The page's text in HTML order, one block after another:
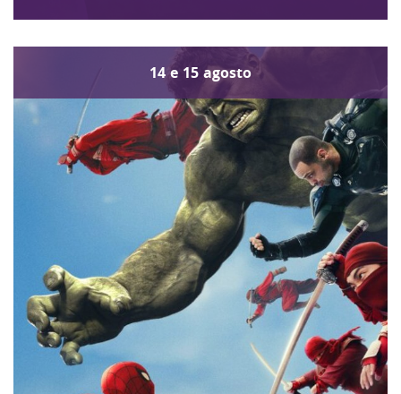
14 e 15 agosto